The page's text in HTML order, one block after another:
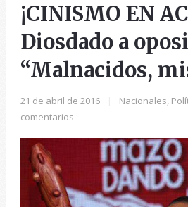
¡CINISMO EN
Diosdado a
“Malnacidos,
21 de abril de 2016 Nacionales,
comentarios